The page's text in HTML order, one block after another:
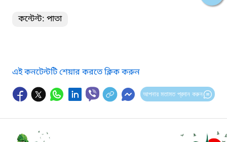
কন্টেন্ট: পাতা
এই কনটেন্টটি শেয়ার করতে ক্লিক করুন
আপনার মতামত প্রদান করুন